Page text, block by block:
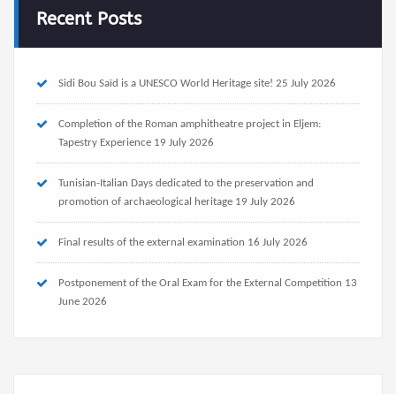
Recent Posts
Sidi Bou Saïd is a UNESCO World Heritage site! 25 July 2026
Completion of the Roman amphitheatre project in Eljem:
Tapestry Experience 19 July 2026
Tunisian-Italian Days dedicated to the preservation and
promotion of archaeological heritage 19 July 2026
Final results of the external examination 16 July 2026
Postponement of the Oral Exam for the External Competition 13
June 2026